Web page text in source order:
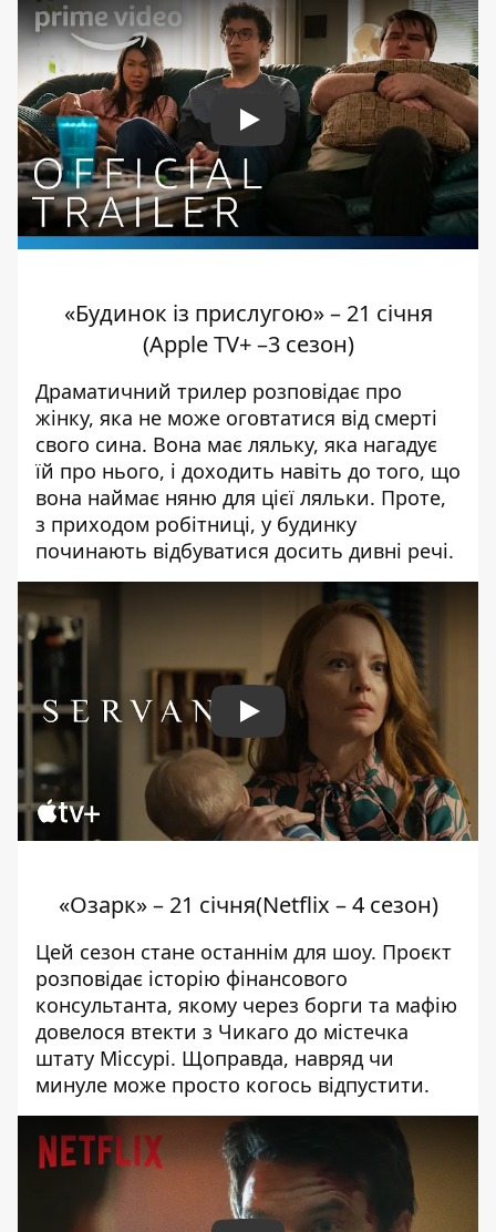
Play
«Будинок із прислугою» – 21 січня
(Apple TV+ –3 сезон)
Драматичний трилер розповідає про
жінку, яка не може оговтатися від смерті
свого сина. Вона має ляльку, яка нагадує
їй про нього, і доходить навіть до того, що
вона наймає няню для цієї ляльки. Проте,
з приходом робітниці, у будинку
починають відбуватися досить дивні речі.
Play
«Озарк» – 21 січня(Netflix – 4 сезон)
Цей сезон стане останнім для шоу. Проєкт
розповідає історію фінансового
консультанта, якому через борги та мафію
довелося втекти з Чикаго до містечка
штату Міссурі. Щоправда, навряд чи
минуле може просто когось відпустити.